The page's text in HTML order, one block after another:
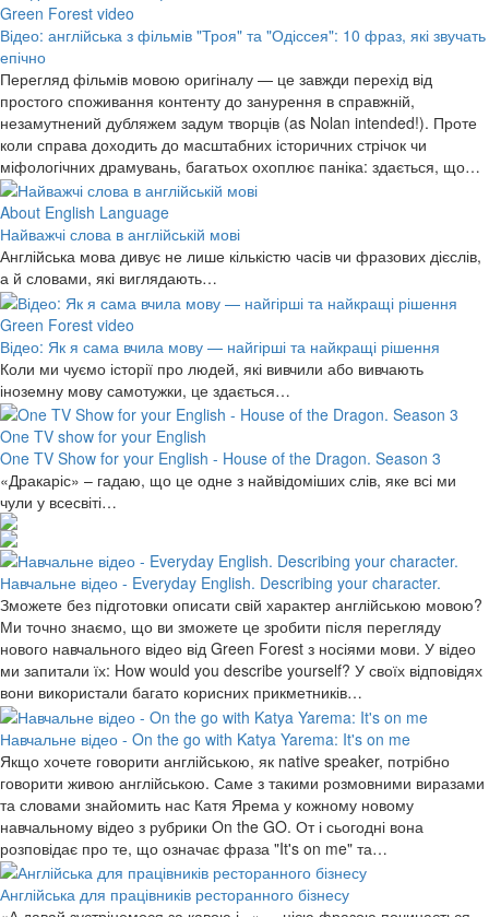
Green Forest video
Відео: англійська з фільмів "Троя" та "Одіссея": 10 фраз, які звучать
епічно
Перегляд фільмів мовою оригіналу — це завжди перехід від
простого споживання контенту до занурення в справжній,
незамутнений дубляжем задум творців (as Nolan intended!). Проте
коли справа доходить до масштабних історичних стрічок чи
міфологічних драмувань, багатьох охоплює паніка: здається, що…
About English Language
Найважчі слова в англійській мові
Англійська мова дивує не лише кількістю часів чи фразових дієслів,
а й словами, які виглядають…
Green Forest video
Відео: Як я сама вчила мову — найгірші та найкращі рішення
Коли ми чуємо історії про людей, які вивчили або вивчають
іноземну мову самотужки, це здається…
One TV show for your English
One TV Show for your English - House of the Dragon. Season 3
«Дракаріс» – гадаю, що це одне з найвідоміших слів, яке всі ми
чули у всесвіті…
Навчальне відео - Everyday English. Describing your character.
Зможете без підготовки описати свій характер англійською мовою?
Ми точно знаємо, що ви зможете це зробити після перегляду
нового навчального відео від Green Forest з носіями мови. У відео
ми запитали їх: How would you describe yourself? У своїх відповідях
вони використали багато корисних прикметників…
Навчальне відео - On the go with Katya Yarema: It's on me
Якщо хочете говорити англійською, як native speaker, потрібно
говорити живою англійською. Саме з такими розмовними виразами
та словами знайомить нас Катя Ярема у кожному новому
навчальному відео з рубрики On the GO. От і сьогодні вона
розповідає про те, що означає фраза "It's on me" та…
Англійська для працівників ресторанного бізнесу